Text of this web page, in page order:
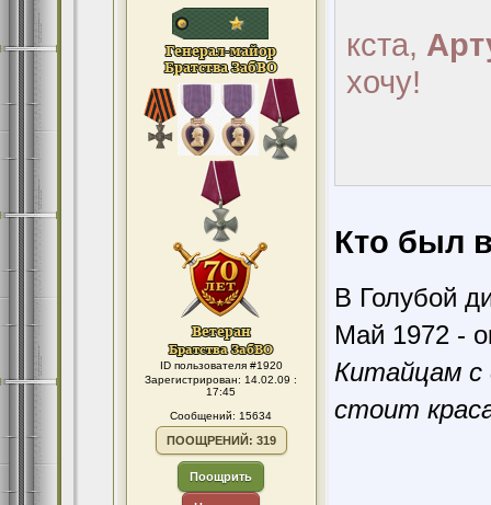
ID пользователя #1920
Зарегистрирован: 14.02.09 :
17:45
Сообщений: 15634
ПООЩРЕНИЙ: 319
Поощрить
кста,
хочу!
Кто был
В Голубой
Май 1972 -
Китайцам с
стоит